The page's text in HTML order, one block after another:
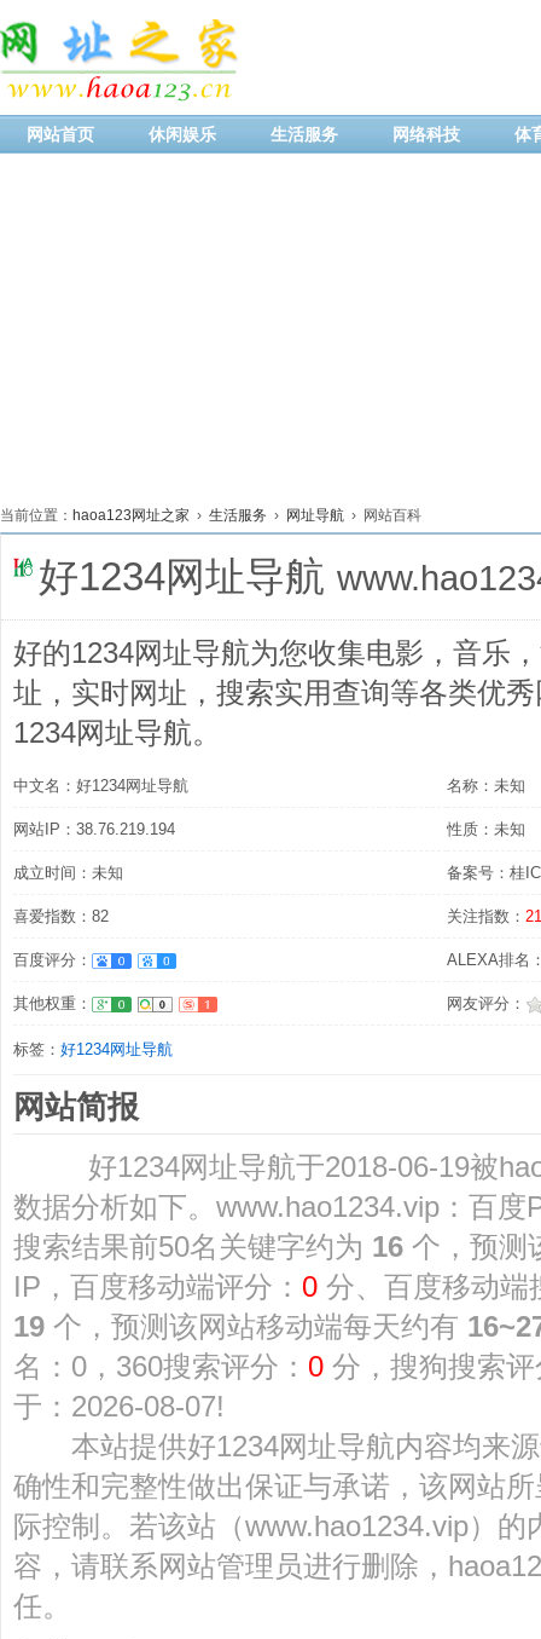
网站首页 休闲娱乐 生活服务 网络科技 体
当前位置： haoa123网址之家 › 生活服务 › 网址导航 › 网站百科
好1234网址导航
好的1234网址导航为您收集电影，音乐
址，实时网址，搜索实用查询等各类优
1234网址导航。
中文名：好1234网址导航 名称：未知
网站IP：38.76.219.194 性质：未知
成立时间：未知 备案号：桂
喜爱指数：82 关注指数：
百度评分： ALEXA排名
其他权重： 网友评分：
标签： 好1234网址导航
网站简报
好1234网址导航于2018-06-19被
数据分析如下。www.hao1234.vip：百度
搜索结果前50名关键字约为 16 个，预测
IP，百度移动端评分： 0 分、百度移动端
19 个，预测该网站移动端每天约有
名：0，360搜索评分： 0 分，搜狗搜索
于：2026-08-07!
本站提供好1234网址导航内容均来源
确性和完整性做出保证与承诺，该网站
际控制。若该站（www.hao1234.vip）
容，请联系网站管理员进行删除，
任。